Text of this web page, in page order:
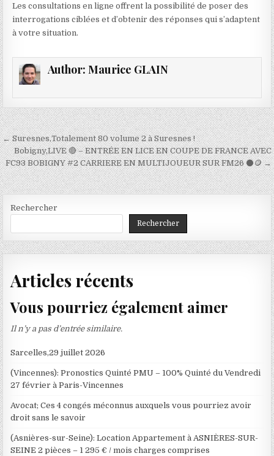
Les consultations en ligne offrent la possibilité de poser des
interrogations ciblées et d’obtenir des réponses qui s’adaptent
à votre situation.
Author: Maurice GLAIN
Navigation
de
l’article
← Suresnes,Totalement 80 volume 2 à Suresnes !
Bobigny,LIVE 🔴 – ENTRÉE EN LICE EN COUPE DE FRANCE AVEC
FC93 BOBIGNY #2 CARRIERE EN MULTIJOUEUR SUR FM26 ⚫🪙 →
Rechercher
Rechercher
Articles récents
Vous pourriez également aimer
Il n’y a pas d’entrée similaire.
Sarcelles,29 juillet 2026
(Vincennes): Pronostics Quinté PMU – 100% Quinté du Vendredi
27 février à Paris-Vincennes
Avocat; Ces 4 congés méconnus auxquels vous pourriez avoir
droit sans le savoir
(Asnières-sur-Seine): Location Appartement à ASNIÈRES-SUR-
SEINE 2 pièces – 1 295 € / mois charges comprises